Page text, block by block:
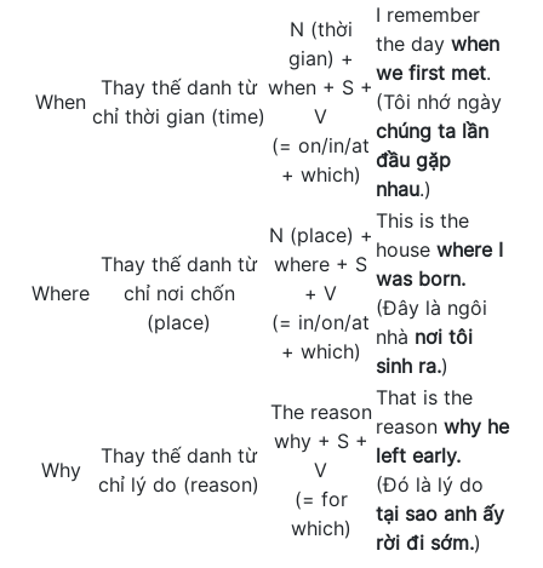
When
Thay thế danh từ
chỉ thời gian (time)
N (thời
gian) +
when + S +
V
(= on/in/at
+ which)
I remember
the day when
we first met.
(Tôi nhớ ngày
chúng ta lần
đầu gặp
nhau.)
Where
Thay thế danh từ
chỉ nơi chốn
(place)
N (place) +
where + S
+ V
(= in/on/at
+ which)
This is the
house where I
was born.
(Đây là ngôi
nhà nơi tôi
sinh ra.)
Why
Thay thế danh từ
chỉ lý do (reason)
The reason
why + S +
V
(= for
which)
That is the
reason why he
left early.
(Đó là lý do
tại sao anh ấy
rời đi sớm.)